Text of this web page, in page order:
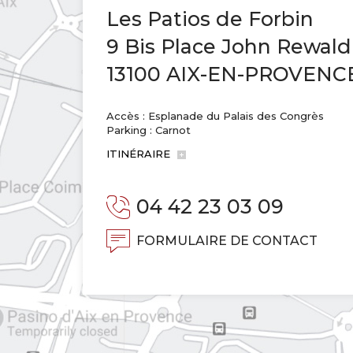
Les Patios de Forbin
9 Bis Place John Rewald
13100 AIX-EN-
Accès : Esplanade du Palais des Congrès
Parking : Carnot
ITINÉRAIRE
04 42 23 03 09
FORMULAIRE DE CONTACT